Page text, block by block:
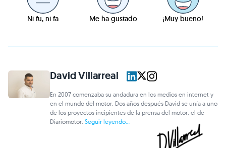
Ni fu, ni fa Me ha gustado ¡Muy bueno!
David Villarreal
En 2007 comenzaba su andadura en los medios en internet y
en el mundo del motor. Dos años después David se unía a uno
de los proyectos incipientes de la prensa del motor, el de
Diariomotor.Seguir leyendo...